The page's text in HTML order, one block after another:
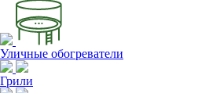
Уличные обогреватели
Грили